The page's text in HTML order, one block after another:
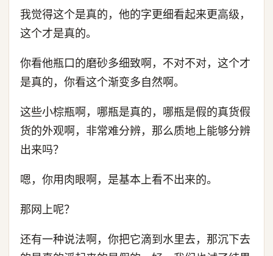
我觉得这个是真的，他的字更细看起来更高级，
这个才是真的。
你看他瓶口的磨砂多细致啊，不对不对，这个才
是真的，你看这个渐变多自然啊。
这些小棕瓶啊，哪瓶是真的，哪瓶是假的真货假
货的外观啊，非常难分辨，那么质地上能够分辨
出来吗？
嗯，你用肉眼啊，是基本上看不出来的。
那网上呢？
还有一种说法啊，你把它滴到水里去，那沉下去